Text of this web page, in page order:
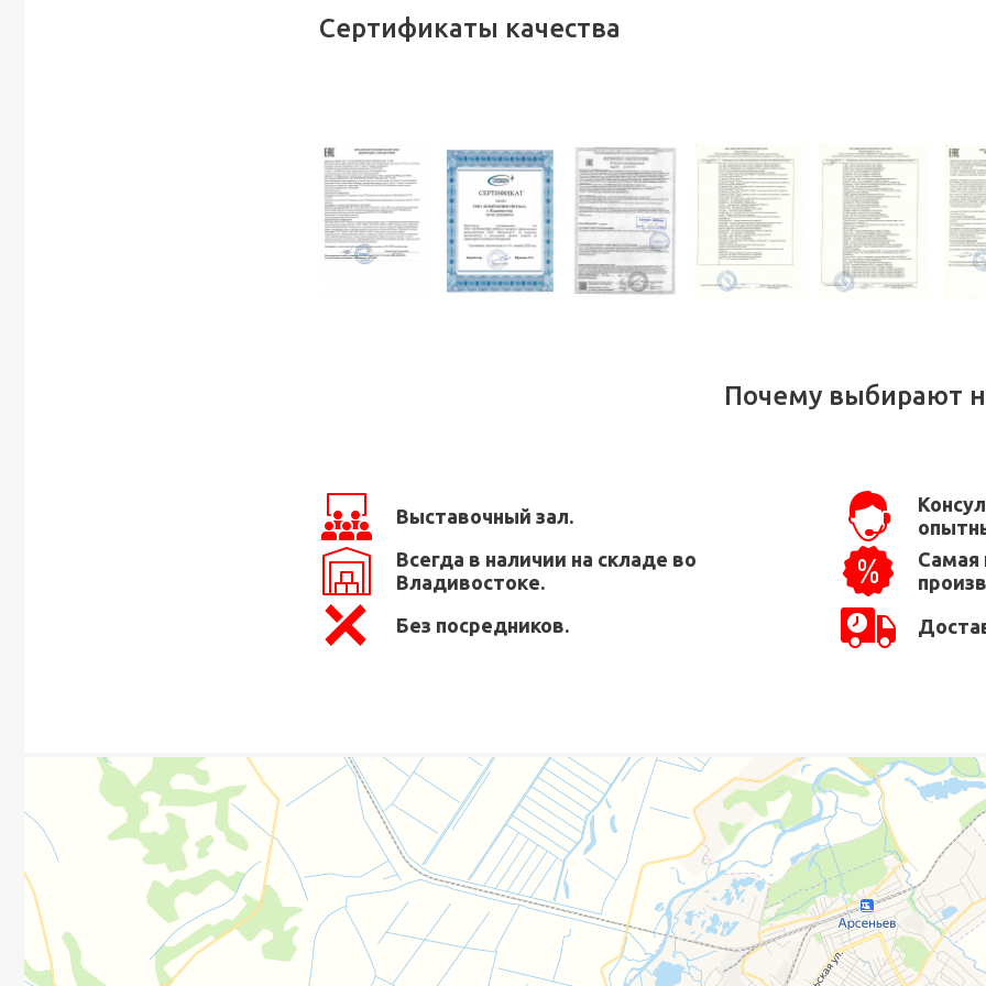
Сертификаты качества
Почему выбирают
Выставочный зал.
Всегда в наличии на складе во
Владивостоке.
Самая
Без посредников.